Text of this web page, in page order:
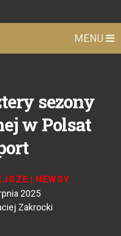
MENU
sezony
w Polsat
| NEWSY
2025
Zakrocki